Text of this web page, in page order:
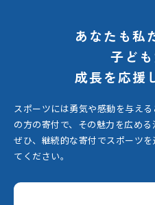
あなたも私
子ど
成長を応援
スポーツには勇気や感動を与える
の方の寄付で、その魅力を広める
ぜひ、継続的な寄付でスポーツ
てください。